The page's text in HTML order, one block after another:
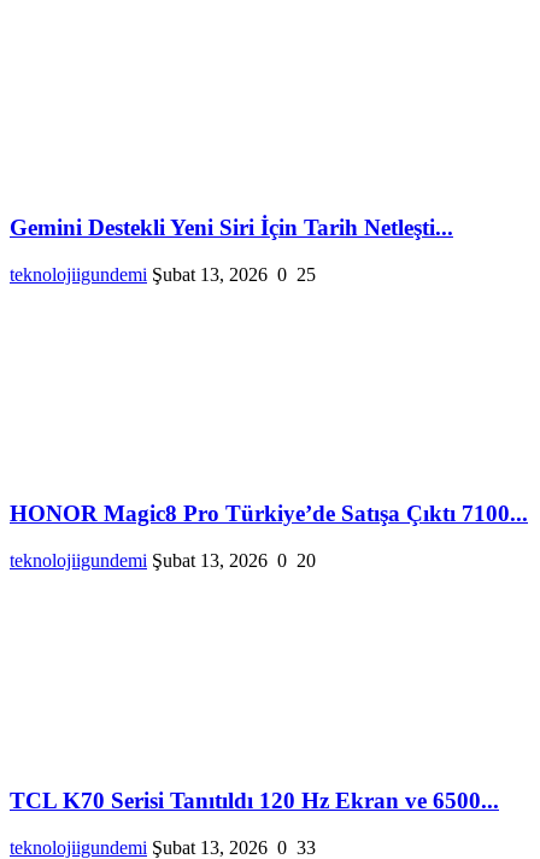
Gemini Destekli Yeni Siri İçin Tarih Netleşti...
teknolojiigundemi Şubat 13, 2026 0 25
HONOR Magic8 Pro Türkiye’de Satışa Çıktı 7100...
teknolojiigundemi Şubat 13, 2026 0 20
TCL K70 Serisi Tanıtıldı 120 Hz Ekran ve 6500...
teknolojiigundemi Şubat 13, 2026 0 33